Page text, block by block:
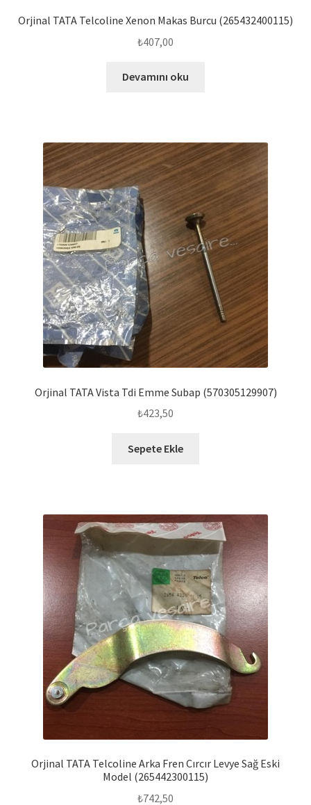
Orjinal TATA Telcoline Xenon Makas Burcu (265432400115)
₺407,00
Devamını oku
Orjinal TATA Vista Tdi Emme Subap (570305129907)
₺423,50
Sepete Ekle
Orjinal TATA Telcoline Arka Fren Cırcır Levye Sağ Eski
Model (265442300115)
₺742,50